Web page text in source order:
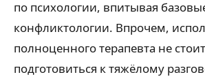
по психологии, впитывая
конфликтологии. Впрочем,
полноценного терапевта не
подготовиться к тяжёлому